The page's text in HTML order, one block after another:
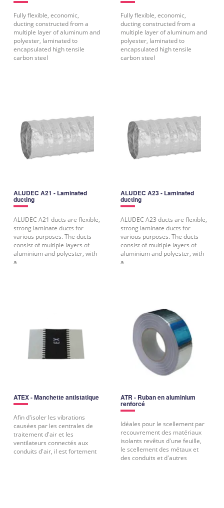
Fully flexible, economic,
ducting constructed from a
multiple layer of aluminum and
polyester, laminated to
encapsulated high tensile
carbon steel
Fully flexible, economic,
ducting constructed from a
multiple layer of aluminum and
polyester, laminated to
encapsulated high tensile
carbon steel
ALUDEC A21 - Laminated
ducting
ALUDEC A21 ducts are flexible,
strong laminate ducts for
various purposes. The ducts
consist of multiple layers of
aluminium and polyester, with
a
ALUDEC A23 - Laminated
ducting
ALUDEC A23 ducts are flexible,
strong laminate ducts for
various purposes. The ducts
consist of multiple layers of
aluminium and polyester, with
a
ATEX - Manchette antistatique
Afin d'isoler les vibrations
causées par les centrales de
traitement d'air et les
ventilateurs connectés aux
conduits d'air, il est fortement
ATR - Ruban en aluminium
renforcé
Idéales pour le scellement par
recouvrement des matériaux
isolants revêtus d'une feuille,
le scellement des métaux et
des conduits et d'autres